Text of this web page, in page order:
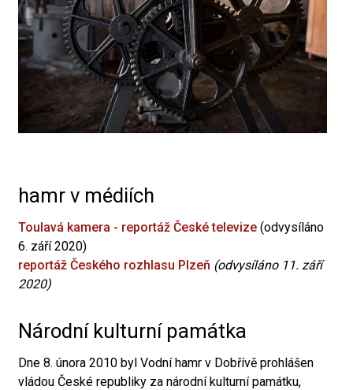
hamr v médiích
Toulavá kamera - reportáž České televize (odvysíláno
6. září 2020)
reportáž Českého rozhlasu Plzeň (odvysíláno 11. září
2020)
Národní kulturní památka
Dne 8. února 2010 byl Vodní hamr v Dobřívě prohlášen
vládou České republiky za národní kulturní památku,